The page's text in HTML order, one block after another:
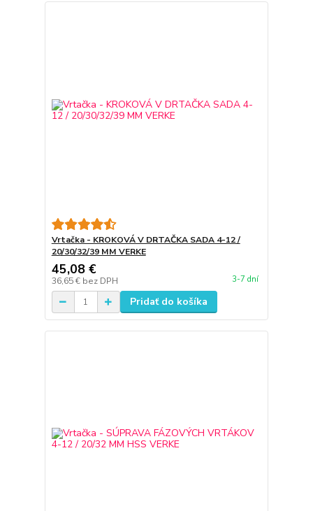
Vrtačka - KROKOVÁ V DRTAČKA SADA 4-12 /
20/30/32/39 MM VERKE
45,08 €
36,65 € bez DPH 3-7 dní
Pridať do košíka